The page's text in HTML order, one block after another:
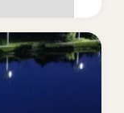
KARIERA